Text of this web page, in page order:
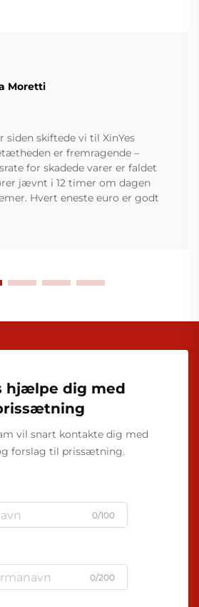
Moretti
siden skiftede vi til XinYes
er fremragende –
for skadede varer er faldet
jævnt i 12 timer om dagen
Hvert eneste euro er godt
hjælpe dig med
vil snart kontakte dig med
forslag til prissætning.
0/100
0/200